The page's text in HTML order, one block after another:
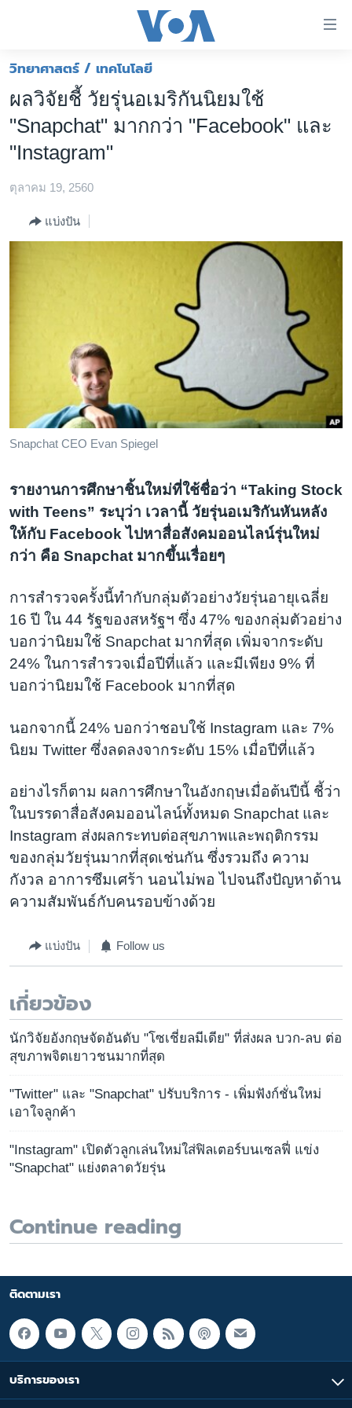
ต่อ
ไป
เนื้อหา
หลัก
ไป
ข้าม
โลก
เอเชีย
ไทย
ธุรกิจ
ตรวจสอบข่าว
เรียนรู้ภาษาอังกฤษ
พอดคาสต์
ติดตามเรา
เลือกภาษา
วิทยาศาสตร์ / เทคโนโลยี
ผลวิจัยชี้ วัยรุ่นอเมริกันนิยมใช้
"Snapchat" มากกว่า "Facebook" และ
"Instagram"
ตุลาคม 19, 2560
แบ่งปัน
Snapchat CEO Evan Spiegel
รายงานการศึกษาชิ้นใหม่ที่ใช้ชื่อว่า “Taking Stock
with Teens” ระบุว่า เวลานี้ วัยรุ่นอเมริกันหันหลัง
ให้กับ Facebook ไปหาสื่อสังคมออนไลน์รุ่นใหม่
กว่า คือ Snapchat มากขึ้นเรื่อยๆ
การสำรวจครั้งนี้ทำกับกลุ่มตัวอย่างวัยรุ่นอายุเฉลี่ย
16 ปี ใน 44 รัฐของสหรัฐฯ ซึ่ง 47% ของกลุ่มตัวอย่าง
บอกว่านิยมใช้ Snapchat มากที่สุด เพิ่มจากระดับ
24% ในการสำรวจเมื่อปีที่แล้ว และมีเพียง 9% ที่
บอกว่านิยมใช้ Facebook มากที่สุด
นอกจากนี้ 24% บอกว่าชอบใช้ Instagram และ 7%
นิยม Twitter ซึ่งลดลงจากระดับ 15% เมื่อปีที่แล้ว
อย่างไรก็ตาม ผลการศึกษาในอังกฤษเมื่อต้นปีนี้ ชี้ว่า
ในบรรดาสื่อสังคมออนไลน์ทั้งหมด Snapchat และ
Instagram ส่งผลกระทบต่อสุขภาพและพฤติกรรม
ของกลุ่มวัยรุ่นมากที่สุดเช่นกัน ซึ่งรวมถึง ความ
กังวล อาการซึมเศร้า นอนไม่พอ ไปจนถึงปัญหาด้าน
ความสัมพันธ์กับคนรอบข้างด้วย
แบ่งปัน Follow us
เกี่ยวข้อง
นักวิจัยอังกฤษจัดอันดับ "โซเชี่ยลมีเดีย" ที่ส่งผล บวก-ลบ ต่อ
สุขภาพจิตเยาวชนมากที่สุด
"Twitter" และ "Snapchat" ปรับบริการ - เพิ่มฟังก์ชั่นใหม่
เอาใจลูกค้า
"Instagram" เปิดตัวลูกเล่นใหม่ใส่ฟิลเตอร์บนเซลฟี่ แข่ง
"Snapchat" แย่งตลาดวัยรุ่น
Continue reading
ติดตามเรา
บริการของเรา